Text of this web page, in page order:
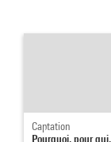
Captation
Pourquoi, pour